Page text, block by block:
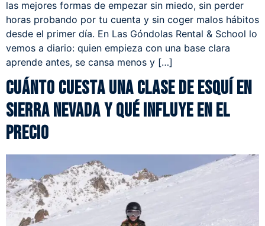
las mejores formas de empezar sin miedo, sin perder
horas probando por tu cuenta y sin coger malos hábitos
desde el primer día. En Las Góndolas Rental & School lo
vemos a diario: quien empieza con una base clara
aprende antes, se cansa menos y […]
Cuánto cuesta una clase de esquí en
Sierra Nevada y qué influye en el
precio